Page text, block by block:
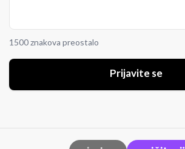
1500 znakova preostalo
Prijavite se